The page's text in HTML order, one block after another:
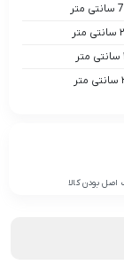
بودن کالا